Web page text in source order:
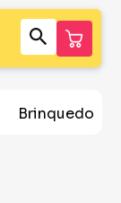
Brinquedos